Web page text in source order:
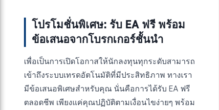
โปรโมชั่นพิเศษ: รับ EA ฟรี พร้อม
ข้อเสนอจากโบรกเกอร์ชั้นนำ
เพื่อเป็นการเปิดโอกาสให้นักลงทุนทุกระดับสามารถ
เข้าถึงระบบเทรดอัตโนมัติที่มีประสิทธิภาพ ทางเรา
มีข้อเสนอพิเศษสำหรับคุณ นั่นคือการได้รับ EA ฟรี
ตลอดชีพ เพียงแค่คุณปฏิบัติตามเงื่อนไขง่ายๆ พร้อม